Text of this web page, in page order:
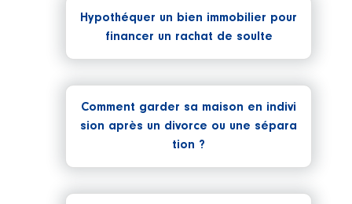
Hypothéquer un bien immobilier pour
financer un rachat de soulte
Comment garder sa maison en indivi
sion après un divorce ou une sépara
tion ?